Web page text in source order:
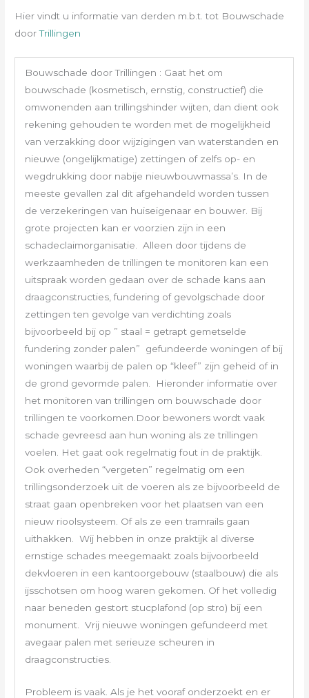
Hier vindt u informatie van derden m.b.t. tot Bouwschade
doorTrillingen
Bouwschade door Trillingen : Gaat het om
bouwschade (kosmetisch, ernstig, constructief) die
omwonenden aan trillingshinder wijten, dan dient ook
rekening gehouden te worden met de mogelijkheid
van verzakking door wijzigingen van waterstanden en
nieuwe (ongelijkmatige) zettingen of zelfs op- en
wegdrukking door nabije nieuwbouwmassa’s. In de
meeste gevallen zal dit afgehandeld worden tussen
de verzekeringen van huiseigenaar en bouwer. Bij
grote projecten kan er voorzien zijn in een
schadeclaimorganisatie. Alleen door tijdens de
werkzaamheden de trillingen te monitoren kan een
uitspraak worden gedaan over de schade kans aan
draagconstructies, fundering of gevolgschade door
zettingen ten gevolge van verdichting zoals
bijvoorbeeld bij op ” staal = getrapt gemetselde
fundering zonder palen” gefundeerde woningen of bij
woningen waarbij de palen op “kleef” zijn geheid of in
de grond gevormde palen. Hieronder informatie over
het monitoren van trillingen om bouwschade door
trillingen te voorkomen.Door bewoners wordt vaak
schade gevreesd aan hun woning als ze trillingen
voelen. Het gaat ook regelmatig fout in de praktijk.
Ook overheden “vergeten” regelmatig om een
trillingsonderzoek uit de voeren als ze bijvoorbeeld de
straat gaan openbreken voor het plaatsen van een
nieuw rioolsysteem. Of als ze een tramrails gaan
uithakken. Wij hebben in onze praktijk al diverse
ernstige schades meegemaakt zoals bijvoorbeeld
dekvloeren in een kantoorgebouw (staalbouw) die als
ijsschotsen om hoog waren gekomen. Of het volledig
naar beneden gestort stucplafond (op stro) bij een
monument. Vrij nieuwe woningen gefundeerd met
avegaar palen met serieuze scheuren in
draagconstructies.
Probleem is vaak. Als je het vooraf onderzoekt en er